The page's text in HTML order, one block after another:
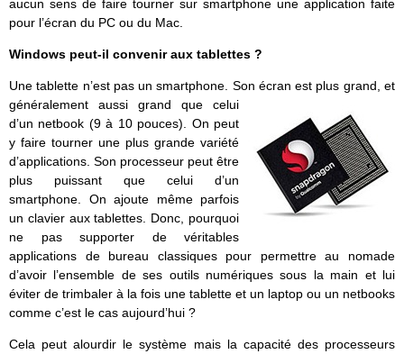
aucun sens de faire tourner sur smartphone une application faite
pour l’écran du PC ou du Mac.
Windows peut-il convenir aux tablettes ?
Une tablette n’est pas un smartphone. Son écran est plus grand, et
généralement aussi grand que celui
d’un netbook (9 à 10 pouces). On peut
y faire tourner une plus grande variété
d’applications. Son processeur peut être
plus puissant que celui d’un
smartphone. On ajoute même parfois
un clavier aux tablettes. Donc, pourquoi
ne pas supporter de véritables
applications de bureau classiques pour permettre au nomade
d’avoir l’ensemble de ses outils numériques sous la main et lui
éviter de trimbaler à la fois une tablette et un laptop ou un netbooks
comme c’est le cas aujourd’hui ?
Cela peut alourdir le système mais la capacité des processeurs